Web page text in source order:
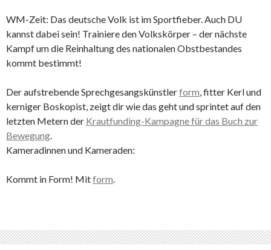
WM-Zeit: Das deutsche Volk ist im Sportfieber. Auch DU
kannst dabei sein! Trainiere den Volkskörper – der nächste
Kampf um die Reinhaltung des nationalen Obstbestandes
kommt bestimmt!
Der aufstrebende Sprechgesangskünstlerform, fitter Kerl und
kerniger Boskopist, zeigt dir wie das geht und sprintet auf den
letzten Metern der Krautfunding-Kampagne für das Buch zur
Bewegung.
Kameradinnen und Kameraden:
Kommt in Form! Mitform.